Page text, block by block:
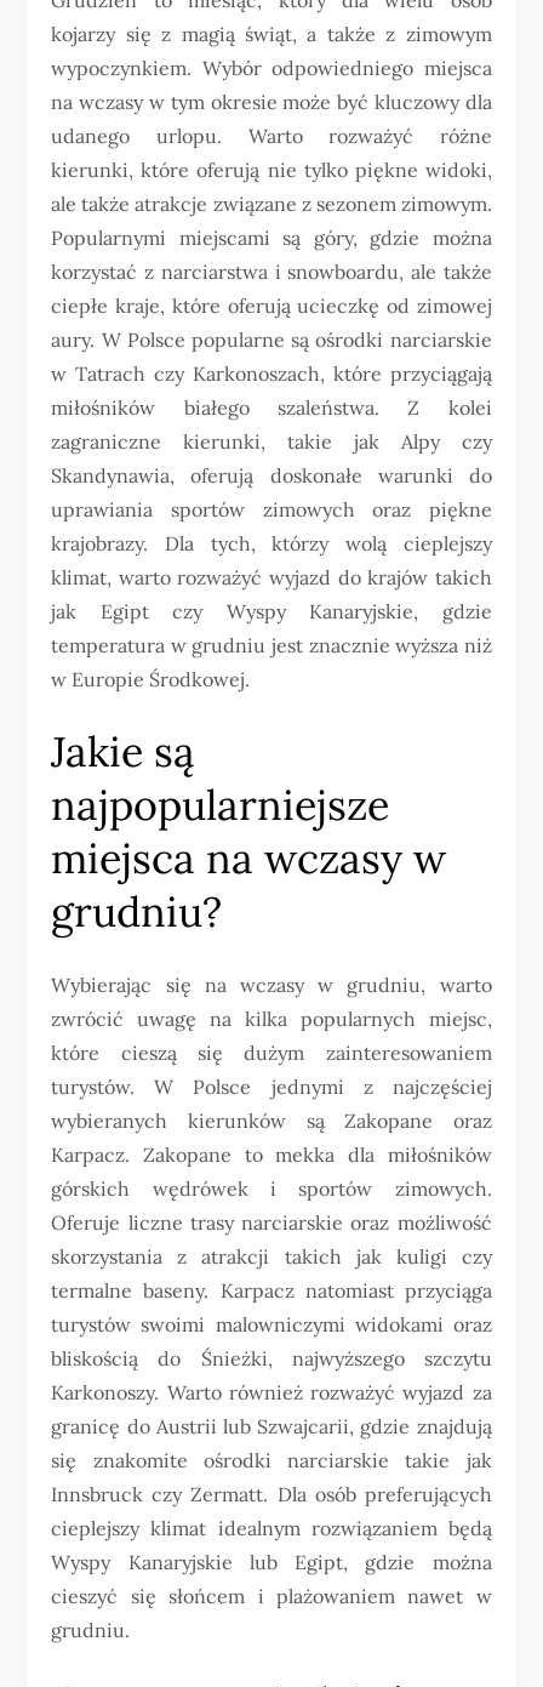
kojarzy się z magią świąt, a także z zimowym
wypoczynkiem. Wybór odpowiedniego miejsca
na wczasy w tym okresie może być kluczowy dla
udanego urlopu. Warto rozważyć różne
kierunki, które oferują nie tylko piękne widoki,
ale także atrakcje związane z sezonem zimowym.
Popularnymi miejscami są góry, gdzie można
korzystać z narciarstwa i snowboardu, ale także
ciepłe kraje, które oferują ucieczkę od zimowej
aury. W Polsce popularne są ośrodki narciarskie
w Tatrach czy Karkonoszach, które przyciągają
miłośników białego szaleństwa. Z kolei
zagraniczne kierunki, takie jak Alpy czy
Skandynawia, oferują doskonałe warunki do
uprawiania sportów zimowych oraz piękne
krajobrazy. Dla tych, którzy wolą cieplejszy
klimat, warto rozważyć wyjazd do krajów takich
jak Egipt czy Wyspy Kanaryjskie, gdzie
temperatura w grudniu jest znacznie wyższa niż
w Europie Środkowej.
Jakie są
najpopularniejsze
miejsca na wczasy w
grudniu?
Wybierając się na wczasy w grudniu, warto
zwrócić uwagę na kilka popularnych miejsc,
które cieszą się dużym zainteresowaniem
turystów. W Polsce jednymi z najczęściej
wybieranych kierunków są Zakopane oraz
Karpacz. Zakopane to mekka dla miłośników
górskich wędrówek i sportów zimowych.
Oferuje liczne trasy narciarskie oraz możliwość
skorzystania z atrakcji takich jak kuligi czy
termalne baseny. Karpacz natomiast przyciąga
turystów swoimi malowniczymi widokami oraz
bliskością do Śnieżki, najwyższego szczytu
Karkonoszy. Warto również rozważyć wyjazd za
granicę do Austrii lub Szwajcarii, gdzie znajdują
się znakomite ośrodki narciarskie takie jak
Innsbruck czy Zermatt. Dla osób preferujących
cieplejszy klimat idealnym rozwiązaniem będą
Wyspy Kanaryjskie lub Egipt, gdzie można
cieszyć się słońcem i plażowaniem nawet w
grudniu.